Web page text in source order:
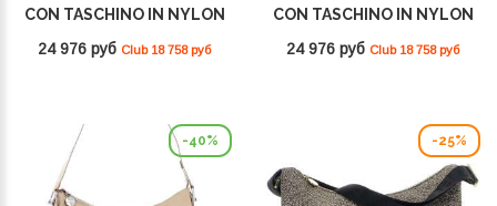
CON TASCHINO IN NYLON
RICICLATO
BEIGE/MARRONE
24 976 руб Club 18 758 руб
CON TASCHINO IN NYLON
RICICLATO OP
NATURALE/NERO
24 976 руб Club 18 758 руб
-40% -25%